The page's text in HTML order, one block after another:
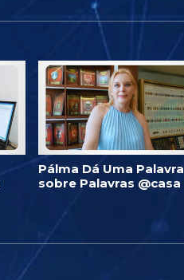
Pálma Dá Uma Palavra
sobre Palavras @casa